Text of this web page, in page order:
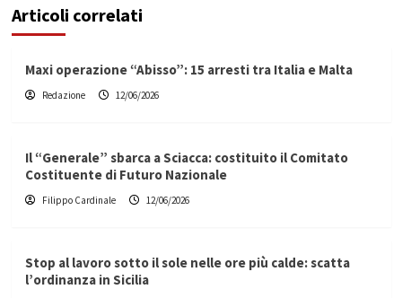
Articoli correlati
Maxi operazione “Abisso”: 15 arresti tra Italia e Malta
Redazione 12/06/2026
Il “Generale” sbarca a Sciacca: costituito il Comitato
Costituente di Futuro Nazionale
Filippo Cardinale 12/06/2026
Stop al lavoro sotto il sole nelle ore più calde: scatta
l’ordinanza in Sicilia